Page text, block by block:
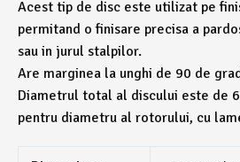
Acest tip de disc este utilizat pe
permitand o finisare precisa a
sau in jurul stalpilor.
Are marginea la unghi de 90 de
Diametrul total al discului este de
pentru diametru al rotorului, cu